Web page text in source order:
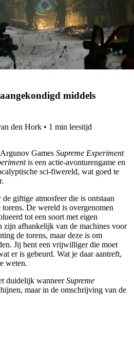
middels
den Hork • 1 min leestijd
Games Supreme Experiment
is een actie-avonturengame en
sci-fiwereld, wat goed te
giftige atmosfeer die is ontstaan
De wereld is overgenomen
tot een soort met eigen
zijn afhankelijk van de machines voor
de torens, maar deze is om
Jij bent een vrijwilliger die moet
er is gebeurd. Wat je daar aantreft,
weten.
duidelijk wanneerSupreme
maar in de omschrijving van de